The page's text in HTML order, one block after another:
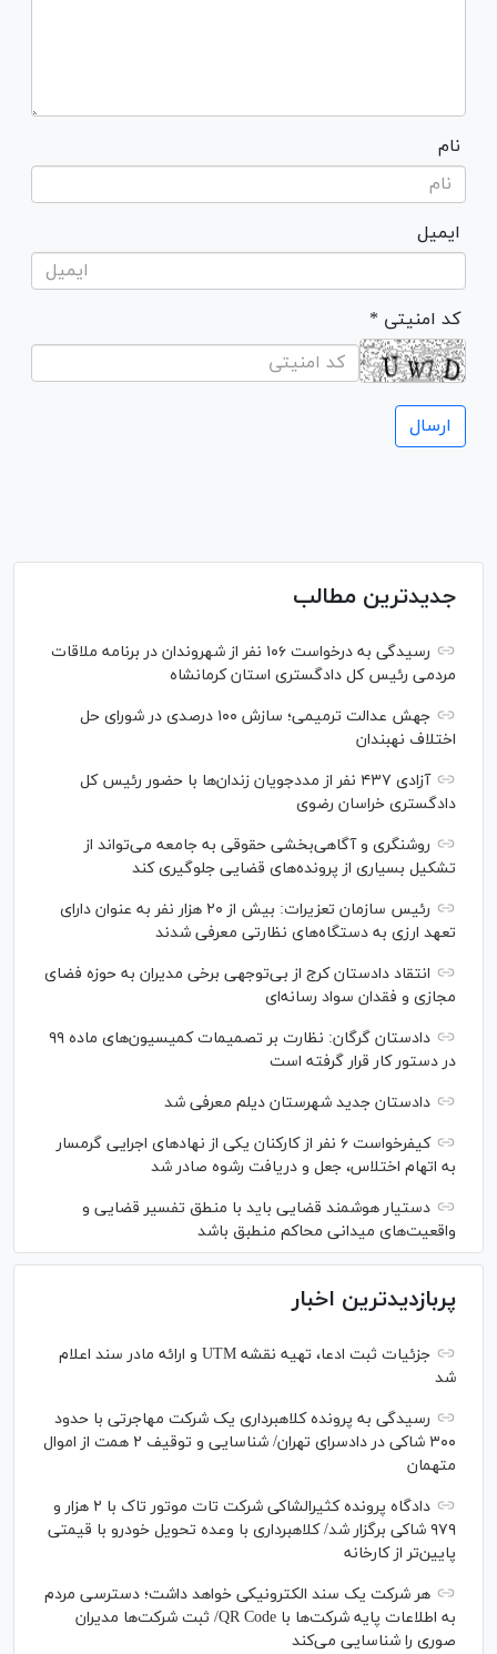
نام
ایمیل
* کد امنیتی
جدیدترین مطالب
رسیدگی به درخواست ۱۰۶ نفر از شهروندان در برنامه ملاقات
مردمی رئیس کل دادگستری استان کرمانشاه
جهش عدالت ترمیمی؛ سازش ۱۰۰ درصدی در شورای حل
اختلاف نهبندان
آزادی ۴۳۷ نفر از مددجویان زندان‌ها با حضور رئیس کل
دادگستری خراسان رضوی
روشنگری و آگاهی‌بخشی حقوقی به جامعه می‌تواند از
تشکیل بسیاری از پرونده‌های قضایی جلوگیری کند
رئیس سازمان تعزیرات: بیش از ۲۰ هزار نفر به عنوان دارای
تعهد ارزی به دستگاه‌های نظارتی معرفی شدند
انتقاد دادستان کرج از بی‌توجهی برخی مدیران به حوزه فضای
مجازی و فقدان سواد رسانه‌ای
دادستان گرگان: نظارت بر تصمیمات کمیسیون‌های ماده ۹۹
در دستور کار قرار گرفته است
دادستان جدید شهرستان دیلم معرفی شد
کیفرخواست ۶ نفر از کارکنان یکی از نهاد‌های اجرایی گرمسار
به اتهام اختلاس، جعل و دریافت رشوه صادر شد
دستیار هوشمند قضایی باید با منطق تفسیر قضایی و
واقعیت‌های میدانی محاکم منطبق باشد
پربازدیدترین اخبار
جزئیات ثبت ادعا، تهیه نقشه UTM و ارائه مادر سند اعلام
شد
رسیدگی به پرونده کلاهبرداری یک شرکت مهاجرتی با حدود
۳۰۰ شاکی در دادسرای تهران/ شناسایی و توقیف ۲ همت از اموال
متهمان
دادگاه پرونده کثیرالشاکی شرکت تات موتور تاک با ۲ هزار و
۹۷۹ شاکی برگزار شد/ کلاهبرداری با وعده تحویل خودرو با قیمتی
پایین‌تر از کارخانه
هر شرکت یک سند الکترونیکی خواهد داشت؛ دسترسی مردم
به اطلاعات پایه شرکت‌ها با QR Code/ ثبت شرکت‌ها مدیران
صوری را شناسایی می‌کند